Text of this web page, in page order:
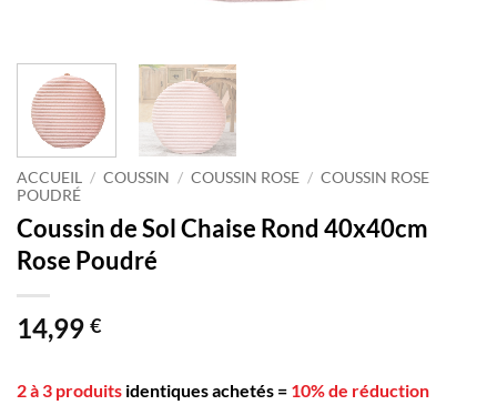
ACCUEIL / COUSSIN / COUSSIN ROSE / COUSSIN ROSE
POUDRÉ
Coussin de Sol Chaise Rond 40x40cm
Rose Poudré
14,99 €
2 à 3 produits identiques achetés = 10% de réduction